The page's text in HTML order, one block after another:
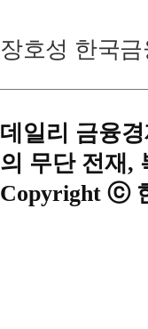
장호성 한국금
데일리 금융
의 무단 전재,
Copyright ⓒ